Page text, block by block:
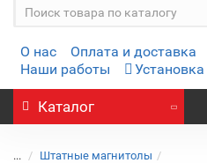
О нас Оплата и доставка
Наши работы
Установка
Каталог
... Штатные магнитолы